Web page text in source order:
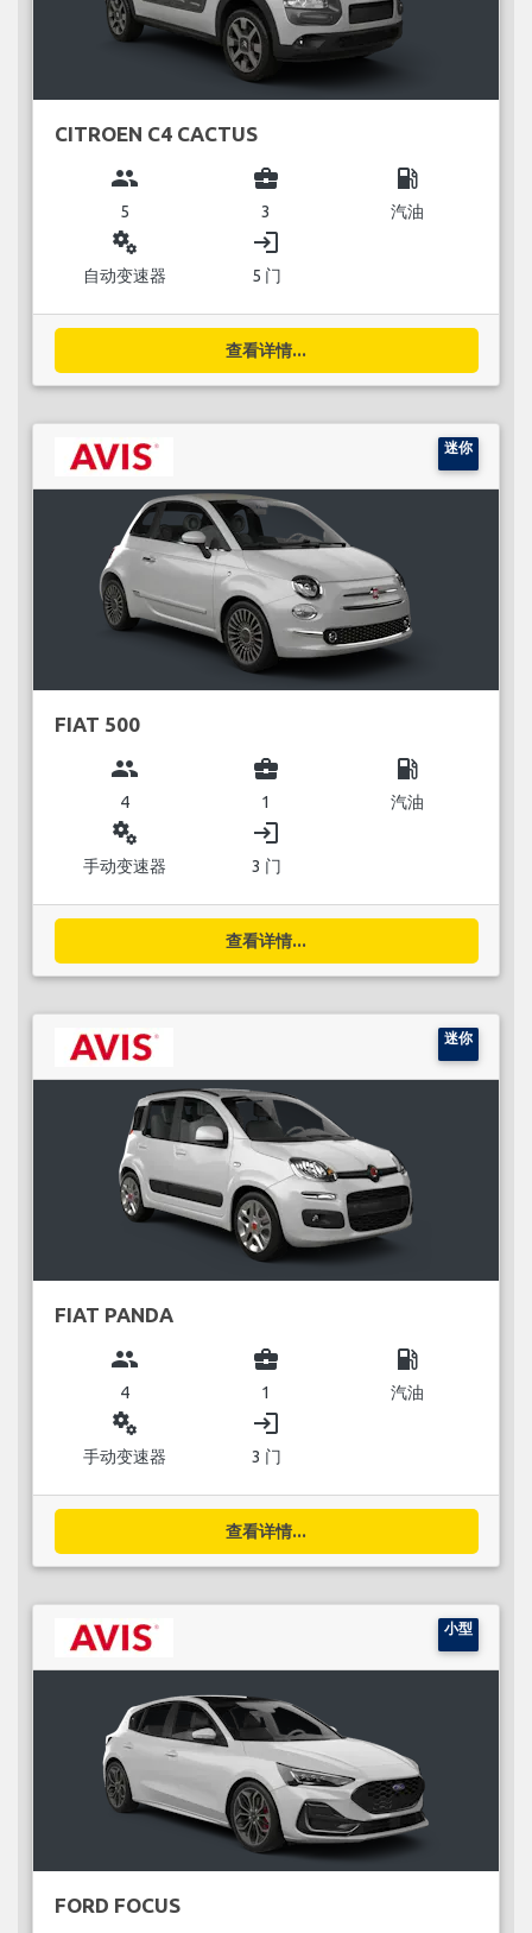
CITROEN C4 CACTUS
group
5
business_center
3
local_gas_station
汽油
miscellaneous_services
自动变速器
login
5 门
查看详情...
迷你
FIAT 500
group
4
business_center
1
local_gas_station
汽油
miscellaneous_services
手动变速器
login
3 门
查看详情...
迷你
FIAT PANDA
group
4
business_center
1
local_gas_station
汽油
miscellaneous_services
手动变速器
login
3 门
查看详情...
小型
FORD FOCUS